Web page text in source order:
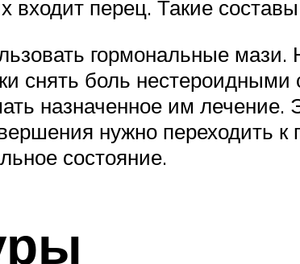
перец. Такие
гормональные мази.
снять боль
назначенное им лечение.
нужно переходить
состояние.